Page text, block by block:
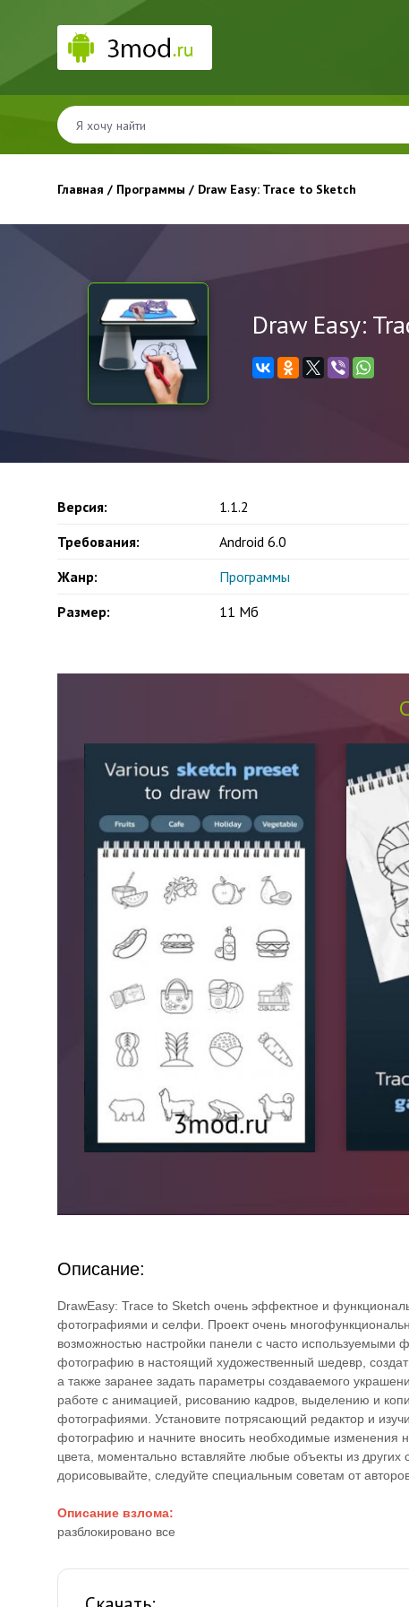
Главная / Программы / Draw Easy: Trace to Sketch
Draw Easy:
Версия:
1.1.2
Требования:
Android 6.0
Жанр:
Программы
Размер:
11 Мб
Описание:
DrawEasy: Trace to Sketch очень эффектное и
фотографиями и селфи. Проект очень
возможностью настройки панели с часто
фотографию в настоящий художественный шедевр,
а также заранее задать параметры создаваемого
работе с анимацией, рисованию кадров, выделению и
фотографиями. Установите потрясающий редактор и
фотографию и начните вносить необходимые изменения
цвета, моментально вставляйте любые объекты из
дорисовывайте, следуйте специальным советам от
Описание взлома:
разблокировано все